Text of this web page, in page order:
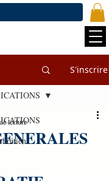
S'inscrire
lecture